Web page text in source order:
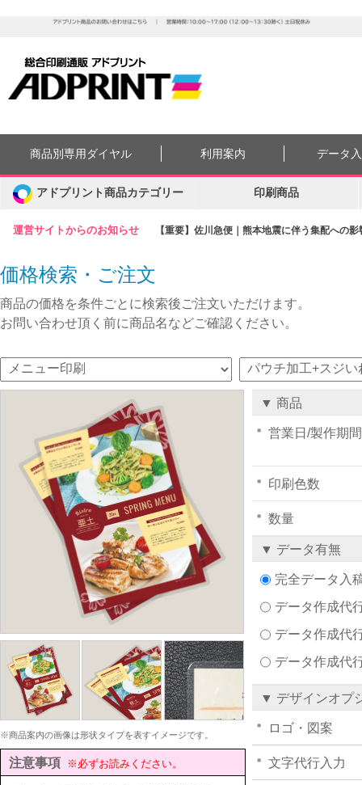
運営サイトからのお知らせ 【重要】佐川急便｜熊本地震に伴う集配への
商品別専用ダイヤル 利用案内 データ
アドプリント商品カテゴリー 印刷商品
価格検索・ご注文
商品の価格を条件ごとに検索後ご注文いただけます。
お問い合わせ頂く前に商品名などご確認ください。
※商品案内の画像は形状タイプを表すイメージです。
注意事項 ※必ずお読みください。
▼ 商品
営業日/製作期間
印刷色数
数量
▼ データ有無
完全データ入
データ作成代
データ作成代
データ作成代
▼ デザインオプ
ロゴ・図案
文字代行入力